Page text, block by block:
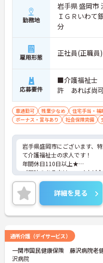
勤務地
岩手県 盛岡市
ＩＧＲいわて
分
雇用形態 正社員(正職員)
応募要件
■介護福祉士
許 あれば尚可
車通勤可 残業少なめ 住宅手当・補
ボーナス・賞与あり
社会保険完備
岩手県盛岡市にございます、
て介護福祉士の求人です！
年間休日110日以上★
ご興味のある方は、マイナビ
せください。
詳細を見る
通所介護（デイサービス）
一関市国民健康保険 藤沢病院老
沢病院